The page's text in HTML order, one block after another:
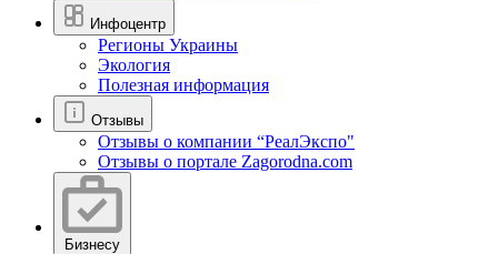
Инфоцентр
Регионы Украины
Экология
Полезная информация
Отзывы
Отзывы о компании “РеалЭкспо"
Отзывы о портале Zagorodna.com
Бизнесу